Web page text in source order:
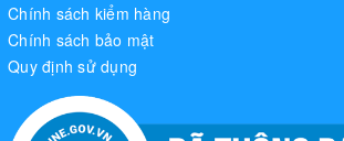
Chính sách kiểm hàng
Chính sách bảo mật
Quy định sử dụng